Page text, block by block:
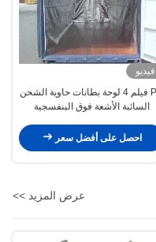
فيديو
PE فيلم 4 لوحة بطانات حاوية الشحن
السائبة الأشعة فوق البنفسجية
احصل على أفضل سعر
عرض المزيد >>